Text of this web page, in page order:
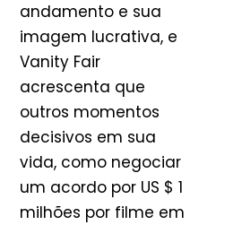
andamento e sua
imagem lucrativa, e
Vanity Fair
acrescenta que
outros momentos
decisivos em sua
vida, como negociar
um acordo por US $ 1
milhões por filme em